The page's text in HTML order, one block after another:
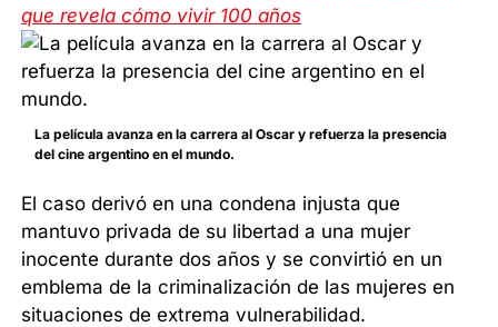
que revela cómo vivir 100 años
La película avanza en la carrera al Oscar y refuerza la presencia
del cine argentino en el mundo.
El caso derivó en una condena injusta que
mantuvo privada de su libertad a una mujer
inocente durante dos años y se convirtió en un
emblema de la criminalización de las mujeres en
situaciones de extrema vulnerabilidad.